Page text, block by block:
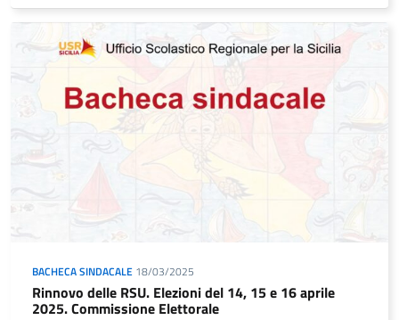
BACHECA SINDACALE 18/03/2025
Rinnovo delle RSU. Elezioni del 14, 15 e 16 aprile
2025. Commissione Elettorale